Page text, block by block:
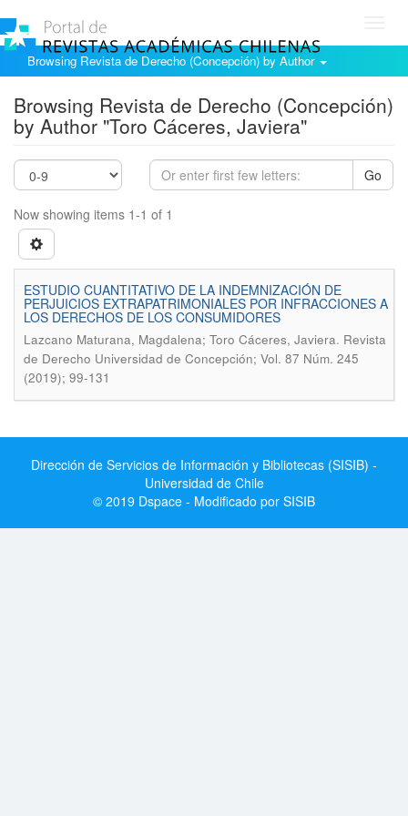
Browsing Revista de Derecho (Concepción) by Author
Browsing Revista de Derecho (Concepción)
by Author "Toro Cáceres, Javiera"
Go
Now showing items 1-1 of 1
ESTUDIO CUANTITATIVO DE LA INDEMNIZACIÓN DE
PERJUICIOS EXTRAPATRIMONIALES POR INFRACCIONES A
LOS DERECHOS DE LOS CONSUMIDORES
Lazcano Maturana, Magdalena; Toro Cáceres, Javiera. Revista
de Derecho Universidad de Concepción; Vol. 87 Núm. 245
(2019); 99-131
Dirección de Servicios de Información y Bibliotecas (SISIB) -
Universidad de Chile
© 2019 Dspace - Modificado por SISIB